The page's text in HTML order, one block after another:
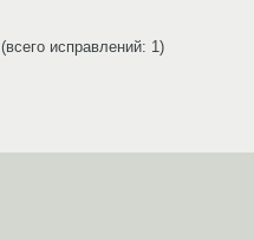
(всего исправлений: 1)